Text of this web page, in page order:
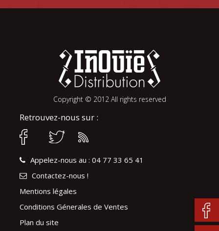
Copyright © 2012 All rights reserved
Retrouvez-nous sur :
Appelez-nous au : 04 77 33 65 41
Contactez-nous !
Mentions légales
Conditions Génerales de Ventes
Plan du site